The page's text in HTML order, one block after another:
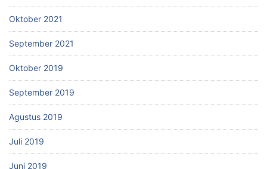
Oktober 2021
September 2021
Oktober 2019
September 2019
Agustus 2019
Juli 2019
Juni 2019